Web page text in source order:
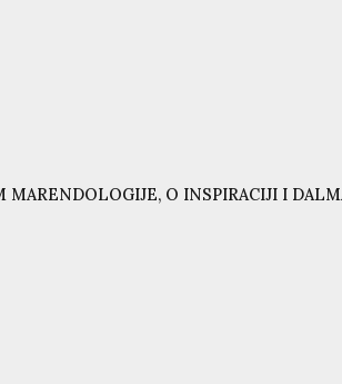
MARENDOLOGIJE, O INSPIRACIJI I